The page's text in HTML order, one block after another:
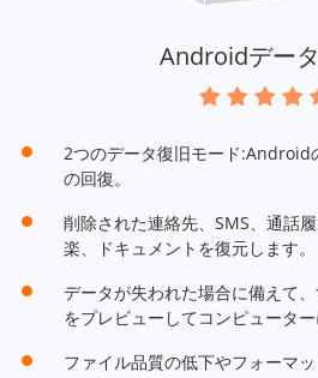
Androidデー
2つのデータ復旧モード:Android
の回復。
削除された連絡先、SMS、通話
楽、ドキュメントを復元します。
データが失われた場合に備えて
をプレビューしてコンピューター
ファイル品質の低下やフォーマ